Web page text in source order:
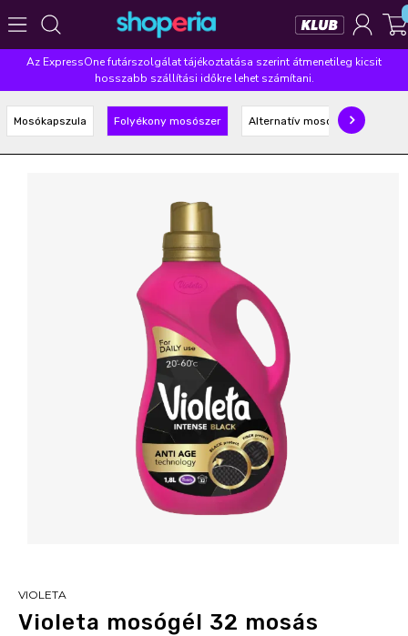
Népszerű kategóriák
Szépségápolás Élelmiszer Mosás Mosogatás
Takarítás Baba-mama Háztartás
Violeta
Népszerű keresések
ariel finish
Az ExpressOne futárszolgálat tájékoztatása szerint átmenetileg kicsit
hosszabb szállítási időkre lehet számítani.
Mosókapszula Folyékony mosószer Alternatív mosószer
VIOLETA
Violeta mosógél 32 mosás